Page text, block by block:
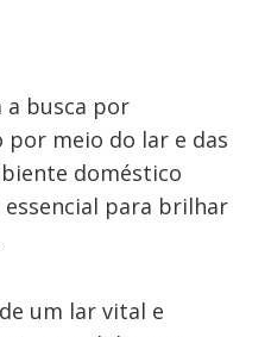
a busca por
por meio do lar e das
doméstico
para brilhar
um lar vital e